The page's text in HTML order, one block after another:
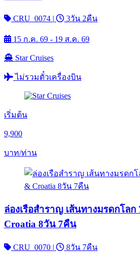
CRU_0074 | 3วัน 2คืน
15 ก.ค. 69 - 19 ส.ค. 69
Star Cruises
ไม่รวมตั๋วเครื่องบิน
เริ่มต้น
9,900
บาท/ท่าน
ล่องเรือสำราญ เส้นทางมรดกโลก
Croatia 8วัน 7คืน
CRU_0070 | 8วัน 7คืน